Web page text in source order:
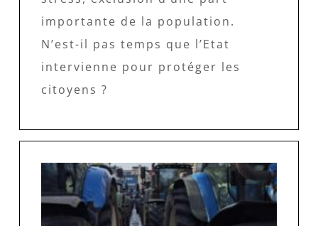
importante de la population.
N’est-il pas temps que l’Etat
intervienne pour protéger les
citoyens ?